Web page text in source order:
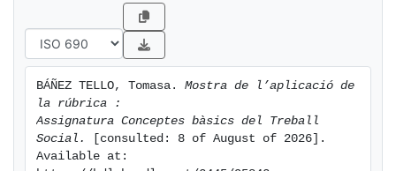
BÁÑEZ TELLO, Tomasa. Mostra de l’aplicació de
la rúbrica :
Assignatura Conceptes bàsics del Treball
Social.
[consulted: 8 of August of 2026].
Available at: